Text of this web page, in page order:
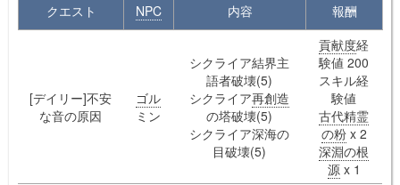
クエスト NPC 内容 報酬
[デイリー]不安
な音の原因
ゴル
ミン
シクライア結界主
語者破壊(5)
シクライア再創造
の塔破壊(5)
シクライア深海の
目破壊(5)
貢献度経
験値 200
スキル経
験値
古代精霊
の粉x 2
深淵の根
源x 1